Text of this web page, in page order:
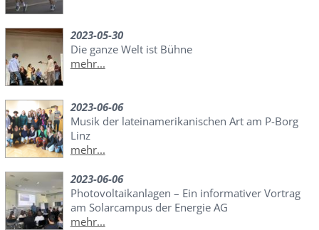
2023-05-30
Die ganze Welt ist Bühne
mehr...
2023-06-06
Musik der lateinamerikanischen Art am P-Borg
Linz
mehr...
2023-06-06
Photovoltaikanlagen – Ein informativer Vortrag
am Solarcampus der Energie AG
mehr...